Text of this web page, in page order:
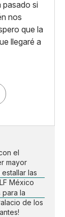
pasado si
nos
que la
llegaré a
el
mayor
las
México
la
de los